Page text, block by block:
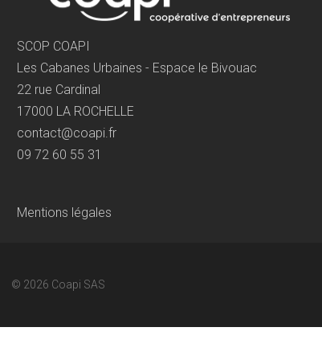
SCOP COAPI
Les Cabanes Urbaines - Espace le Bivouac
22 rue Cardinal
17000 LA ROCHELLE
contact@coapi.fr
09 72 60 55 31
Mentions légales
© 2026 Coapi SAS